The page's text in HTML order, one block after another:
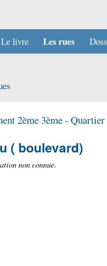
Le livre Les rues
2ème 3ème - Quartier
( boulevard)
non connue.